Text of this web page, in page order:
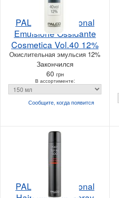
PALCO Professional
Emulsione Ossidante
Cosmetica Vol.40 12%
Окислительная эмульсия 12%
Закончился
60 грн
В ассортименте:
Сообщите, когдапоявится
PALCO Professional